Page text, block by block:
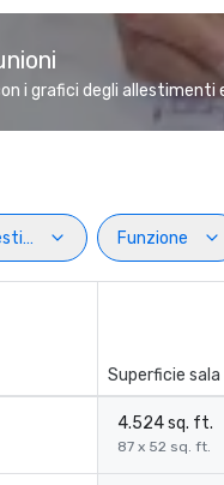
i grafici degli
Funzione
Superficie sala
4.524 sq. ft.
87 x 52 sq. ft.